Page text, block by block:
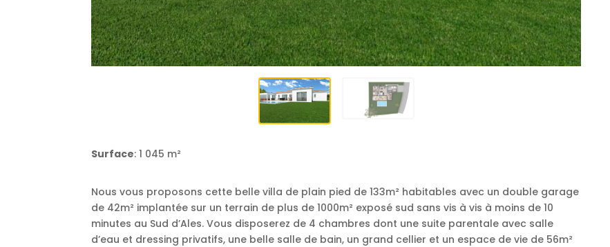
Surface: 1 045 m²
Nous vous proposons cette belle villa de plain pied de 133m² habitables avec un double garage
de 42m² implantée sur un terrain de plus de 1000m² exposé sud sans vis à vis à moins de 10
minutes au Sud d’Ales. Vous disposerez de 4 chambres dont une suite parentale avec salle
d’eau et dressing privatifs, une belle salle de bain, un grand cellier et un espace de vie de 56m²